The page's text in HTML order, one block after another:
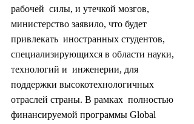
рабочей  силы, и утечкой мозгов,
министерство заявило, что будет
привлекать  иностранных студентов,
специализирующихся в области науки,
технологий и  инженерии, для
поддержки высокотехнологичных
отраслей страны. В рамках  полностью
финансируемой программы Global